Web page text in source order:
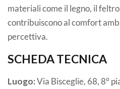
materiali come il legno, il
contribuiscono al comfort
percettiva.
SCHEDA TECNICA
Luogo:Via Bisceglie, 68, 8°